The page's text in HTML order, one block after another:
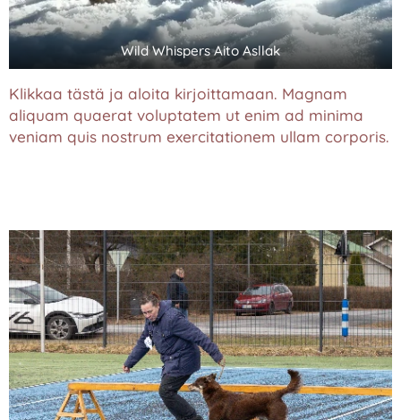
Wild Whispers Aito Asllak
Klikkaa tästä ja aloita kirjoittamaan. Magnam
aliquam quaerat voluptatem ut enim ad minima
veniam quis nostrum exercitationem ullam corporis.